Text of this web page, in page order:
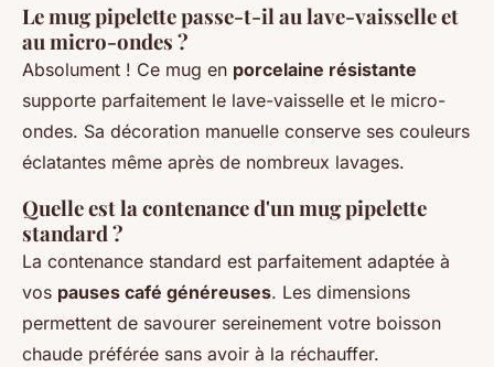
Le mug pipelette passe-t-il au lave-vaisselle et
au micro-ondes ?
Absolument ! Ce mug en porcelaine résistante
supporte parfaitement le lave-vaisselle et le micro-
ondes. Sa décoration manuelle conserve ses couleurs
éclatantes même après de nombreux lavages.
Quelle est la contenance d'un mug pipelette
standard ?
La contenance standard est parfaitement adaptée à
vos pauses café généreuses. Les dimensions
permettent de savourer sereinement votre boisson
chaude préférée sans avoir à la réchauffer.